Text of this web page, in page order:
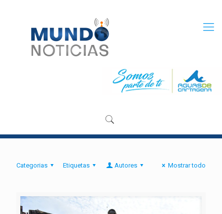
Categorias Etiquetas Autores Mostrar todo